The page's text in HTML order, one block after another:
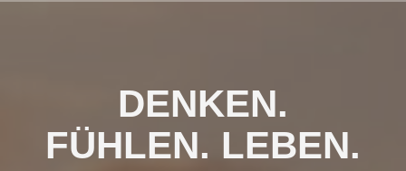
DENKEN.
FÜHLEN. LEBEN.